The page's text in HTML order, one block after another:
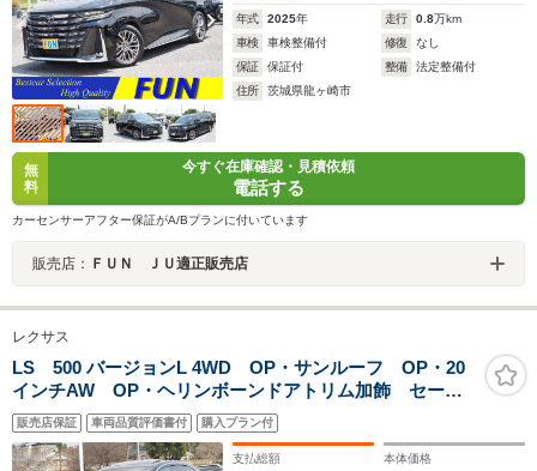
年式 2025年 走行 0.8万km
車検
車検整備付 修復
なし
保証
保証付 整備
法定整備付
住所
茨城県龍ヶ崎市
無
料
今すぐ在庫確認・見積依頼
電話する
カーセンサーアフター保証がA/Bプランに付いています
販売店： ＦＵＮ ＪＵ適正販売店
レクサス
LS 500 バージョンL 4WD OP・サンルーフ OP・20
インチAW OP・ヘリンボーンドアトリム加飾 セーフ
ティシステムプラスA HUD BSM Dインナーミラ
ー 全周囲 シャトー革シート ハンズフリーPトラン
ク マクレビ 12.3型ディスプレイ
販売店保証 車両品質評価書付 購入プラン付
支払総額 本体価格